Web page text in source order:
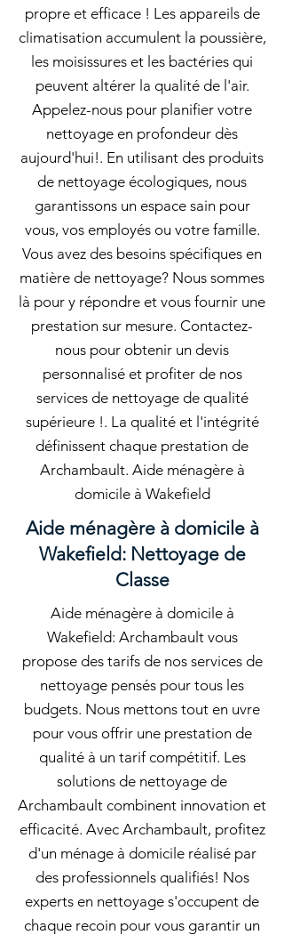
propre et efficace ! Les appareils de
climatisation accumulent la poussière,
les moisissures et les bactéries qui
peuvent altérer la qualité de l'air.
Appelez-nous pour planifier votre
nettoyage en profondeur dès
aujourd'hui!. En utilisant des produits
de nettoyage écologiques, nous
garantissons un espace sain pour
vous, vos employés ou votre famille.
Vous avez des besoins spécifiques en
matière de nettoyage? Nous sommes
là pour y répondre et vous fournir une
prestation sur mesure. Contactez-
nous pour obtenir un devis
personnalisé et profiter de nos
services de nettoyage de qualité
supérieure !. La qualité et l'intégrité
définissent chaque prestation de
Archambault. Aide ménagère à
domicile à Wakefield
Aide ménagère à domicile à
Wakefield: Nettoyage de
Classe
Aide ménagère à domicile à
Wakefield: Archambault vous
propose des tarifs de nos services de
nettoyage pensés pour tous les
budgets. Nous mettons tout en uvre
pour vous offrir une prestation de
qualité à un tarif compétitif. Les
solutions de nettoyage de
Archambault combinent innovation et
efficacité. Avec Archambault, profitez
d'un ménage à domicile réalisé par
des professionnels qualifiés! Nos
experts en nettoyage s'occupent de
chaque recoin pour vous garantir un